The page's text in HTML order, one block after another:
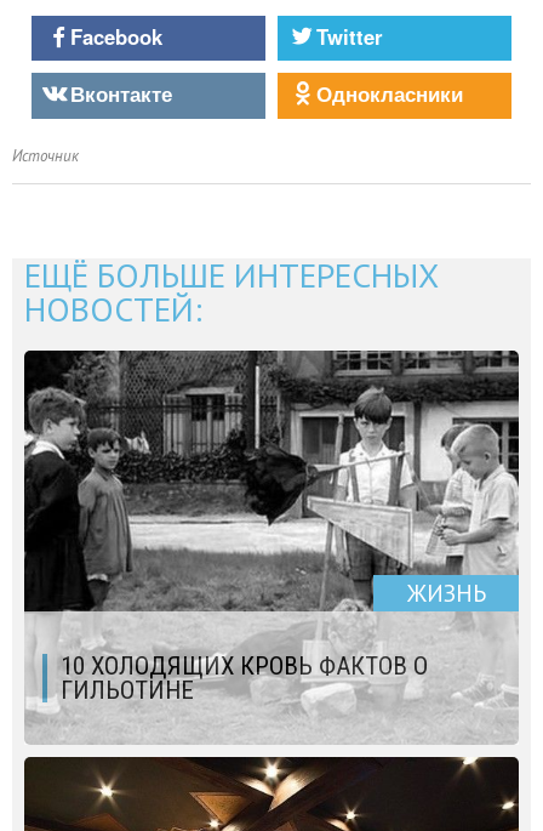
Facebook
Twitter
Вконтакте
Однокласники
Источник
ЕЩЁ БОЛЬШЕ ИНТЕРЕСНЫХ
НОВОСТЕЙ:
ЖИЗНЬ
10 ХОЛОДЯЩИХ КРОВЬ ФАКТОВ О
ГИЛЬОТИНЕ